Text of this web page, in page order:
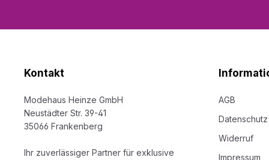
Kontakt
Modehaus Heinze GmbH
Neustädter Str. 39-41
35066 Frankenberg
Ihr zuverlässiger Partner für exklusive
AGB
Datenschutz
Widerruf
Impressum